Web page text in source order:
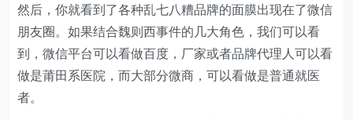
然后，你就看到了各种乱七八糟品牌的面膜出现在了微信
朋友圈。如果结合魏则西事件的几大角色，我们可以看
到，微信平台可以看做百度，厂家或者品牌代理人可以看
做是莆田系医院，而大部分微商，可以看做是普通就医
者。